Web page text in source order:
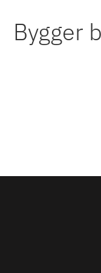
Bygger